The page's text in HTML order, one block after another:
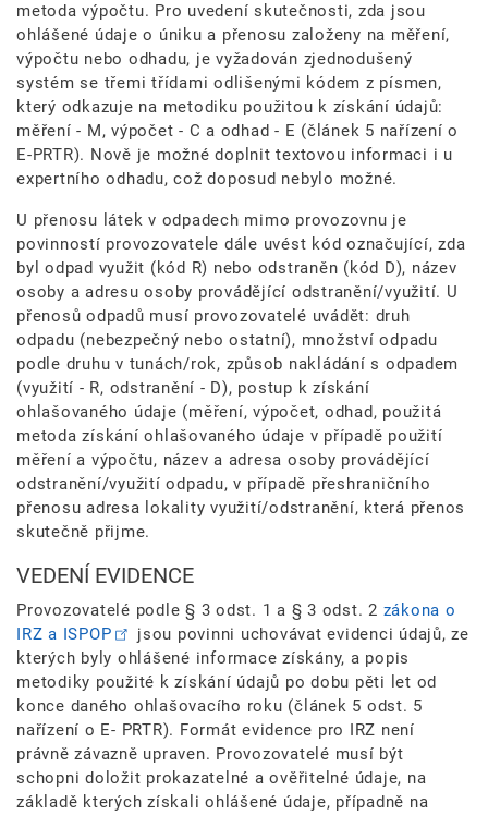
metoda výpočtu. Pro uvedení skutečnosti, zda jsou
ohlášené údaje o úniku a přenosu založeny na měření,
výpočtu nebo odhadu, je vyžadován zjednodušený
systém se třemi třídami odlišenými kódem z písmen,
který odkazuje na metodiku použitou k získání údajů:
měření - M, výpočet - C a odhad - E (článek 5 nařízení o
E-PRTR). Nově je možné doplnit textovou informaci i u
expertního odhadu, což doposud nebylo možné.
U přenosu látek v odpadech mimo provozovnu je
povinností provozovatele dále uvést kód označující, zda
byl odpad využit (kód R) nebo odstraněn (kód D), název
osoby a adresu osoby provádějící odstranění/využití. U
přenosů odpadů musí provozovatelé uvádět: druh
odpadu (nebezpečný nebo ostatní), množství odpadu
podle druhu v tunách/rok, způsob nakládání s odpadem
(využití - R, odstranění - D), postup k získání
ohlašovaného údaje (měření, výpočet, odhad, použitá
metoda získání ohlašovaného údaje v případě použití
měření a výpočtu, název a adresa osoby provádějící
odstranění/využití odpadu, v případě přeshraničního
přenosu adresa lokality využití/odstranění, která přenos
skutečně přijme.
VEDENÍ EVIDENCE
Provozovatelé podle § 3 odst. 1 a § 3 odst. 2 zákona o
IRZ a ISPOP
jsou povinni uchovávat evidenci údajů, ze
kterých byly ohlášené informace získány, a popis
metodiky použité k získání údajů po dobu pěti let od
konce daného ohlašovacího roku (článek 5 odst. 5
nařízení o E- PRTR). Formát evidence pro IRZ není
právně závazně upraven. Provozovatelé musí být
schopni doložit prokazatelné a ověřitelné údaje, na
základě kterých získali ohlášené údaje, případně na